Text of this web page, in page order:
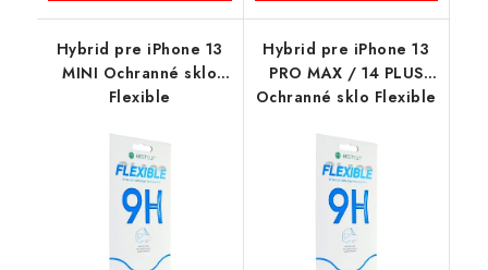
Hybrid pre iPhone 13
MINI Ochranné sklo
Flexible
Hybrid pre iPhone 13
PRO MAX / 14 PLUS
Ochranné sklo Flexible